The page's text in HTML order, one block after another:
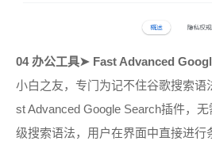
04 办公工具➤ Fast Advanced
小白之友，专门为记不住谷歌搜索语
st Advanced Google Search插件，
级搜索语法，用户在界面中直接进行